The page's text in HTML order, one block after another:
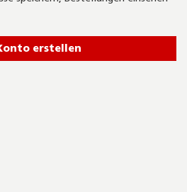
erstellen